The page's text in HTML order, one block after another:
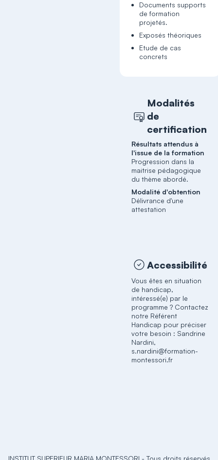
Documents supports
de formation
projetés.
Exposés théoriques
Etude de cas
concrets
Modalités
de
certification
Résultats attendus à
l'issue de la formation
Progression dans la
maitrise pédagogique
du thème abordé.
Modalité d'obtention
Délivrance d'une
attestation
Accessibilité
Vous êtes en situation
de handicap,
intéressé(e) par le
programme ? Contactez
notre Référent
Handicap pour préciser
votre besoin : Sandrine
Nardini,
s.nardini@formation-
montessori.fr
INSTITUT SUPERIEUR MARIA MONTESSORI - Tous droits réservés